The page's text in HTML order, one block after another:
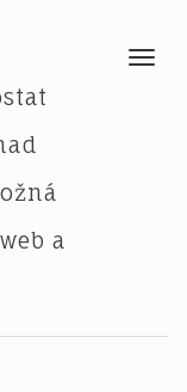
a
Toggle